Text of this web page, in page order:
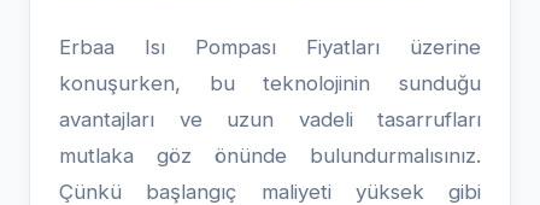
Erbaa Isı Pompası Fiyatları üzerine
konuşurken, bu teknolojinin sunduğu
avantajları ve uzun vadeli tasarrufları
mutlaka göz önünde bulundurmalısınız.
Çünkü başlangıç maliyeti yüksek gibi